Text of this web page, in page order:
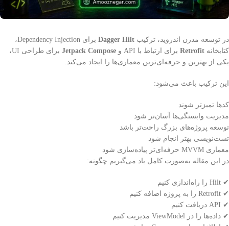
در توسعه مدرن اندروید، ترکیب Dagger Hilt
برای Dependency Injection،
کتابخانه Retrofit برای ارتباط با API و Jetpack Compose
برای طراحی UI،
یکی از بهترین و حرفه‌ای‌ترین معماری‌ها را ایجاد می‌کند.
این ترکیب باعث می‌شود:
کدها تمیزتر شوند
مدیریت وابستگی‌ها آسان‌تر شود
توسعه پروژه‌های بزرگ راحت‌تر باشد
تست‌نویسی بهتر انجام شود
معماری MVVM حرفه‌ای‌تر پیاده‌سازی شود
در این مقاله به‌صورت کامل یاد می‌گیریم چگونه:
✔ Hilt را راه‌اندازی کنیم
✔ Retrofit را به پروژه اضافه کنیم
✔ API دریافت کنیم
✔ داده‌ها را در ViewModel مدیریت کنیم